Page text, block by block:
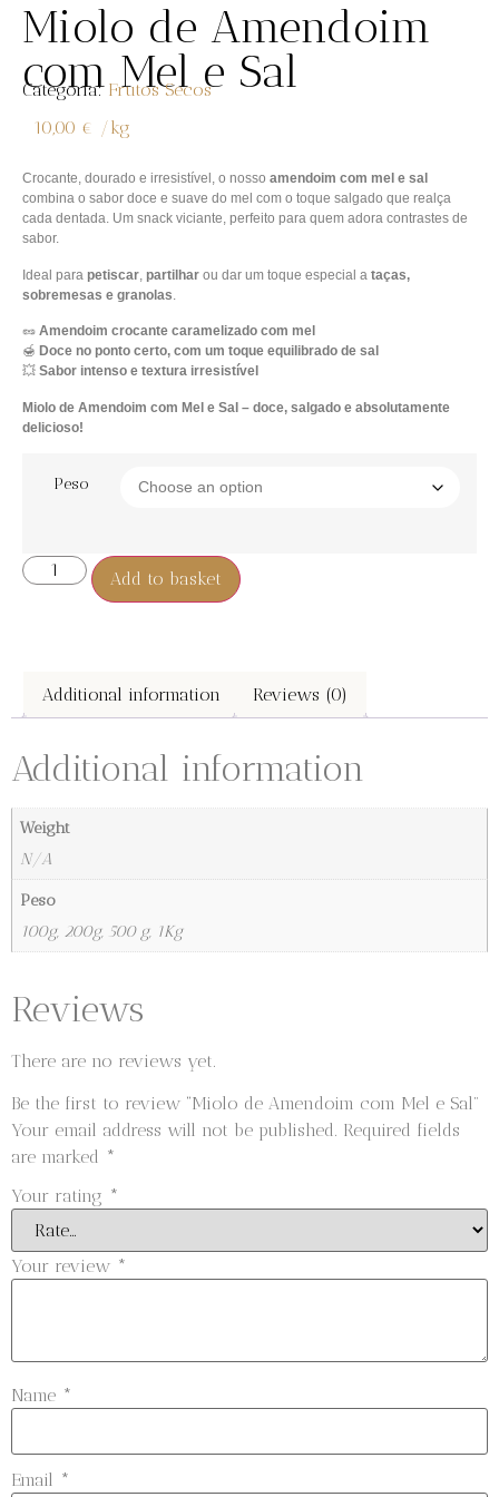
Miolo de Amendoim
com Mel e Sal
Categoria: Frutos Secos
10,00 € /kg
Crocante, dourado e irresistível, o nosso amendoim com mel e sal
combina o sabor doce e suave do mel com o toque salgado que realça
cada dentada. Um snack viciante, perfeito para quem adora contrastes de
sabor.
Ideal para petiscar partilhar ou dar um toque especial a taças,
sobremesas e granolas
🥜 Amendoim crocante caramelizado com mel
🍯 Doce no ponto certo, com um toque equilibrado de sal
💥 Sabor intenso e textura irresistível
Miolo de Amendoim com Mel e Sal – doce, salgado e absolutamente
delicioso!
Peso
Add to basket
Additional information Reviews (0)
Additional information
Weight
N/A
Peso
100g, 200g, 500 g, 1Kg
Reviews
There are no reviews yet.
Be the first to review “Miolo de Amendoim com Mel e Sal”
Your email address will not be published. Required fields
are marked *
Your rating *
Your review *
Name *
Email *